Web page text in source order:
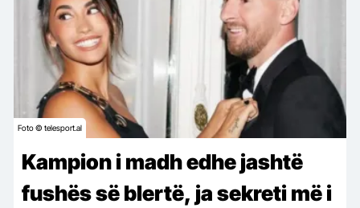
Foto © telesport.al
Kampion i madh edhe jashtë
fushës së blertë, ja sekreti më i